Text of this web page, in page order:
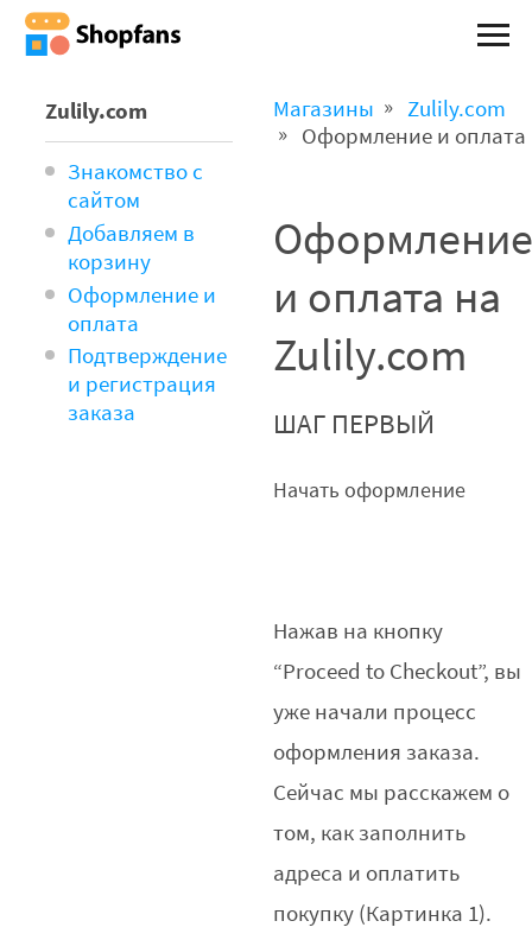
Zulily.com
Знакомство с
сайтом
Добавляем в
корзину
Оформление и
оплата
Подтверждение
и регистрация
заказа
Магазины
Zulily.com
Оформление и оплата
и оплата на
Zulily.com
ШАГ ПЕРВЫЙ
Начать оформление
Нажав на кнопку
“Proceed to Checkout”, вы
уже начали процесс
оформления заказа.
Сейчас мы расскажем о
том, как заполнить
адреса и оплатить
покупку (Картинка 1).